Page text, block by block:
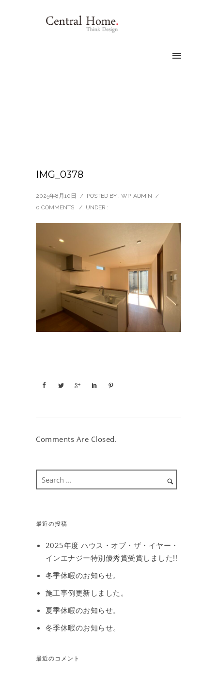
IMG_0378
2025年8月10日 / POSTED BY : WP-ADMIN /
0 COMMENTS
/ UNDER :
Comments Are Closed.
最近の投稿
2025年度 ハウス・オブ・ザ・イヤー・
インエナジー特別優秀賞受賞しました!!
冬季休暇のお知らせ。
施工事例更新しました。
夏季休暇のお知らせ。
冬季休暇のお知らせ。
最近のコメント